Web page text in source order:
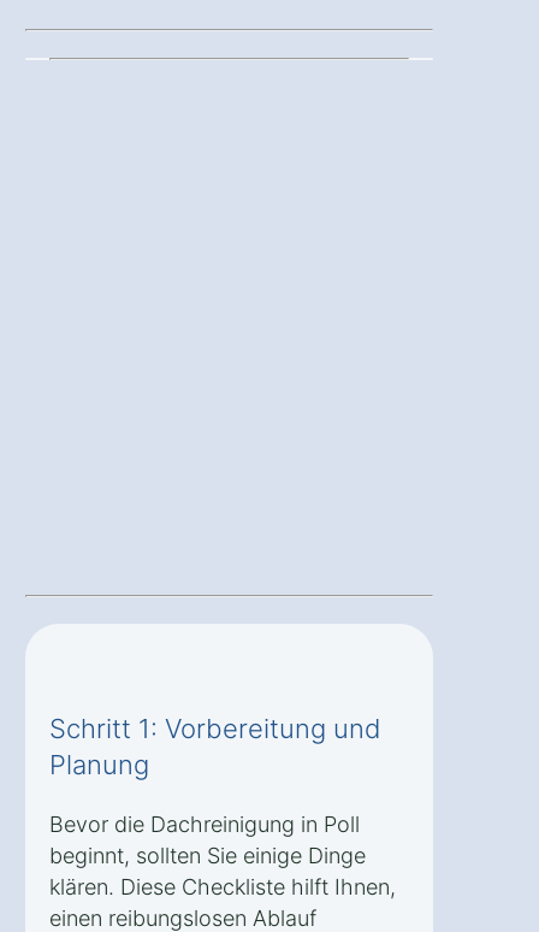
Schritt 1: Vorbereitung und
Planung
Bevor die Dachreinigung in Poll
beginnt, sollten Sie einige Dinge
klären. Diese Checkliste hilft Ihnen,
einen reibungslosen Ablauf